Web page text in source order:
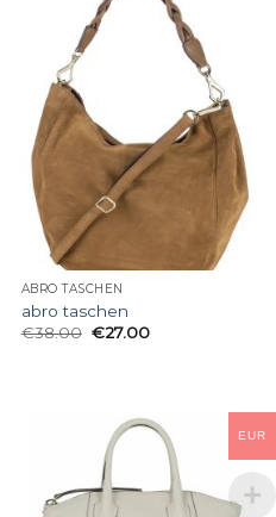
ABRO TASCHEN
abro taschen
€38.00 €27.00
EUR